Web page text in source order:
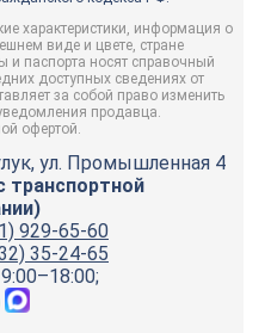
характеристики, информация о
виде и цвете, стране
и паспорта носят справочный
доступных сведениях от
за собой право изменить
продавца.
офертой.
ул. Промышленная 4
транспортной
929-65-60
35-24-65